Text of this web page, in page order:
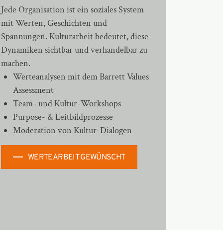
Jede Organisation ist ein soziales System
mit Werten, Geschichten und
Spannungen. Kulturarbeit bedeutet, diese
Dynamiken sichtbar und verhandelbar zu
machen.
Werteanalysen mit demBarrett Values
Assessment
Team- und Kultur-Workshops
Purpose- & Leitbildprozesse
Moderation von Kultur-Dialogen
WERTEARBEIT GEWÜNSCHT